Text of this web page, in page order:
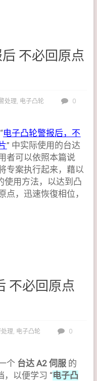
不必回原点
处理, 电子凸轮
0
电子凸轮警报后，不
” 中实际使用的台达
者可以依照本篇说
专案执行起来，藉以
使用方法，以达到凸
点，迅速恢復相位，
不必回原点
理, 电子凸轮
0
个 台达 A2 伺服 的
，以便学习 “电子凸